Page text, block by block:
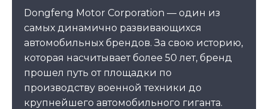
Dongfeng Motor Corporation — один из
самых динамично развивающихся
автомобильных брендов. За свою историю,
которая насчитывает более 50 лет, бренд
прошел путь от площадки по
производству военной техники до
крупнейшего автомобильного гиганта.